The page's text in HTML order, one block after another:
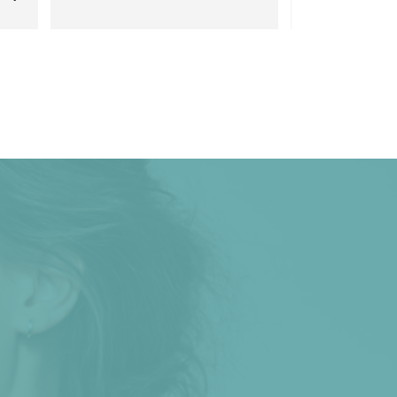
ergens anders heen te gaan voor